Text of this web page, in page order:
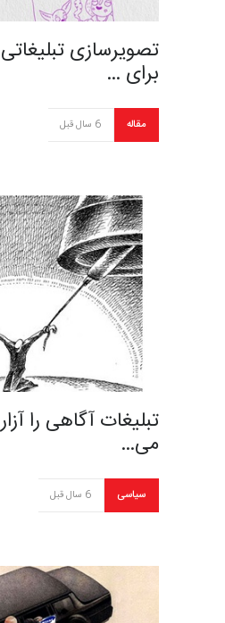
تصویرسازی تبلیغاتی
برای …
مقاله 6 سال قبل
تبلیغات آگاهی را آزار
می…
سیاسی 6 سال قبل